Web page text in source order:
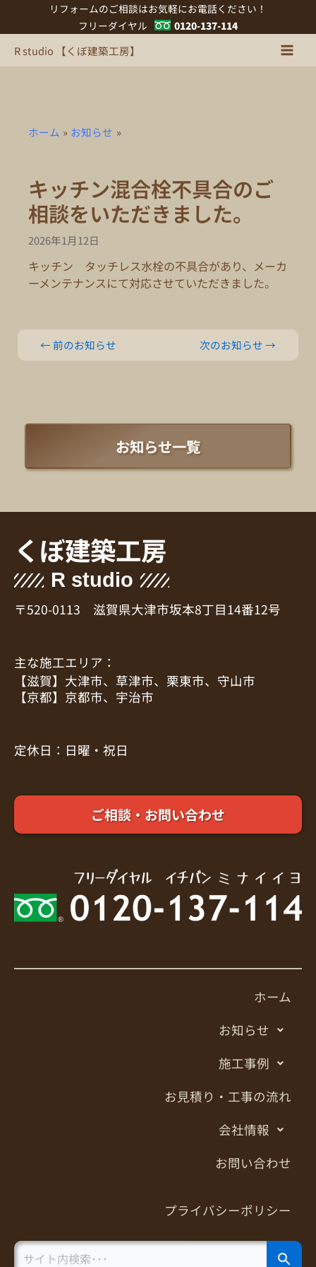
リフォームのご相談はお気軽にお電話ください！
フリーダイヤル
0120-137-114
R studio 【くぼ建築工房】
ホーム お知らせ
キッチン混合栓不具合のご
相談をいただきました。
2026年1月12日
キッチン タッチレス水栓の不具合があり、メーカ
ーメンテナンスにて対応させていただきました。
←前のお知らせ 次のお知らせ→
お知らせ一覧
くぼ建築工房
R studio
〒520-0113 滋賀県大津市坂本8丁目14番12号
主な施工エリア：
【滋賀】大津市、草津市、栗東市、守山市
【京都】京都市、宇治市
定休日：日曜・祝日
ご相談・お問い合わせ
ホーム
お知らせ
施工事例
お見積り・工事の流れ
会社情報
お問い合わせ
プライバシーポリシー
Search
for:
Search Button